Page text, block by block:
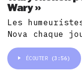
Wary »
Les
Nova chaque
ÉCOUTER (3:56)